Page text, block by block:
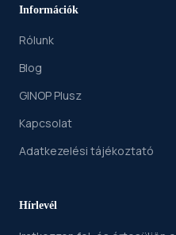
Információk
Rólunk
Blog
GINOP Plusz
Kapcsolat
Adatkezelési tájékoztató
Hírlevél